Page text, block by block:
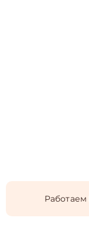
Работаем